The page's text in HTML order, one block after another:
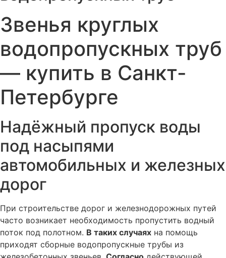
Звенья круглых
водопропускных труб
— купить в Санкт-
Петербурге
Надёжный пропуск воды
под насыпями
автомобильных и железных
дорог
При строительстве дорог и железнодорожных путей
часто возникает необходимость пропустить водный
поток под полотном. В таких случаях на помощь
приходят сборные водопропускные трубы из